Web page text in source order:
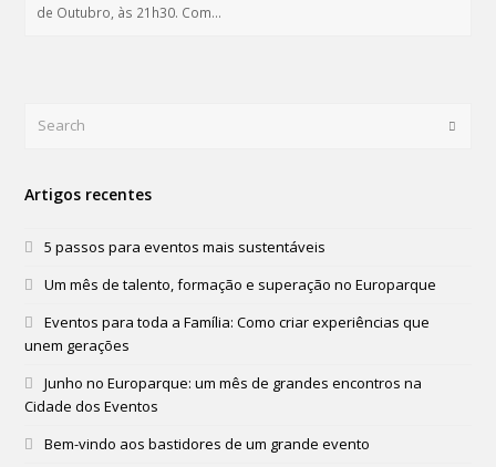
de Outubro, às 21h30. Com…
Artigos recentes
5 passos para eventos mais sustentáveis
Um mês de talento, formação e superação no Europarque
Eventos para toda a Família: Como criar experiências que
unem gerações
Junho no Europarque: um mês de grandes encontros na
Cidade dos Eventos
Bem-vindo aos bastidores de um grande evento